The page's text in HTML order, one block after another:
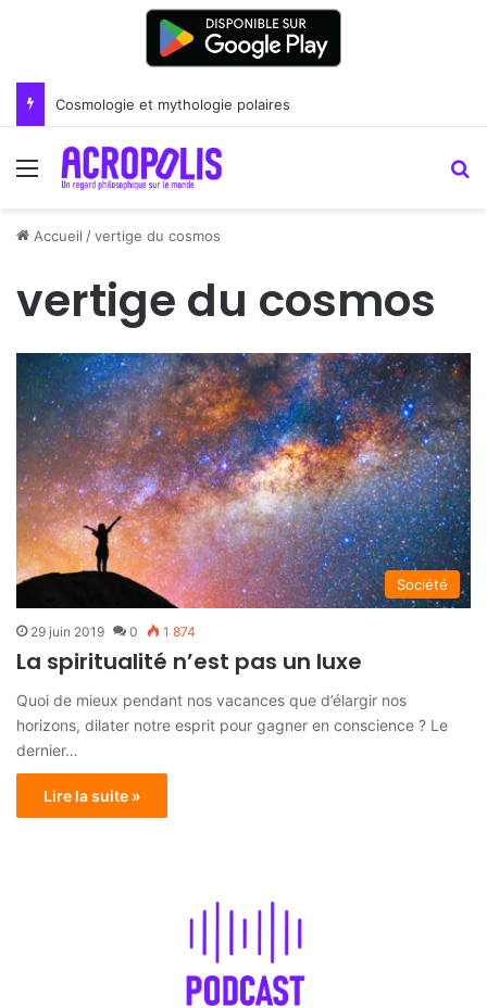
Cosmologie et mythologie polaires
Menu
Accueil /vertige du cosmos
vertige du cosmos
Société
29 juin 2019 0 1 874
La spiritualité n’est pas un luxe
Quoi de mieux pendant nos vacances que d’élargir nos
horizons, dilater notre esprit pour gagner en conscience ? Le
dernier…
Lire la suite »